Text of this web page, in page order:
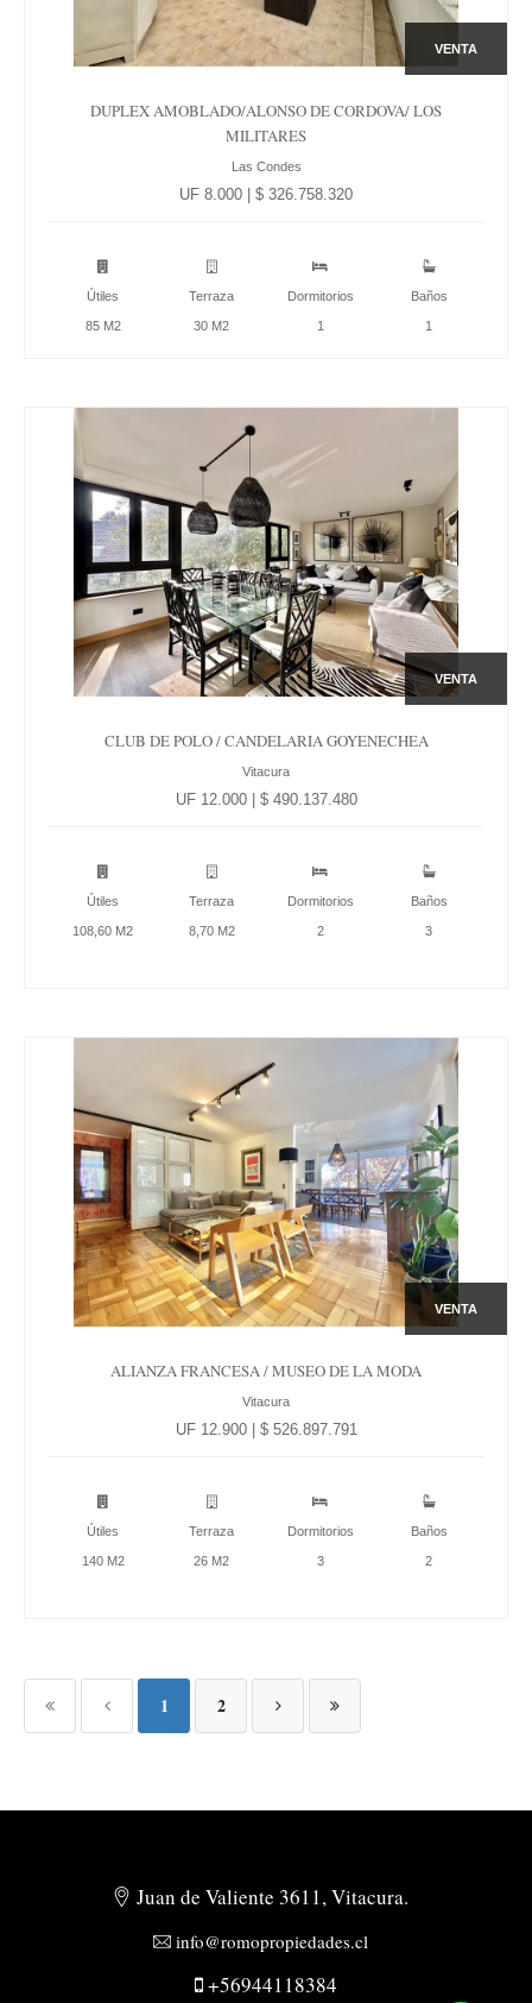
VENTA
DUPLEX AMOBLADO/ALONSO DE CORDOVA/ LOS
MILITARES
Las Condes
UF 8.000 | $ 326.758.320
Útiles
85 M2
Terraza
30 M2
Dormitorios
1
Baños
1
VENTA
CLUB DE POLO / CANDELARIA GOYENECHEA
Vitacura
UF 12.000 | $ 490.137.480
Útiles
108,60 M2
Terraza
8,70 M2
Dormitorios
2
Baños
3
VENTA
ALIANZA FRANCESA / MUSEO DE LA MODA
Vitacura
UF 12.900 | $ 526.897.791
Útiles
140 M2
Terraza
26 M2
Dormitorios
3
Baños
2
1 2
Juan de Valiente 3611, Vitacura.
info@romopropiedades.cl
+56944118384